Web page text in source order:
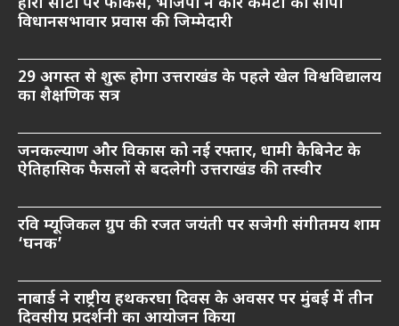
विधानसभावार प्रवास की जिम्मेदारी
29 अगस्त से शुरू होगा उत्तराखंड के पहले खेल विश्वविद्यालय
का शैक्षणिक सत्र
जनकल्याण और विकास को नई रफ्तार, धामी कैबिनेट के
ऐतिहासिक फैसलों से बदलेगी उत्तराखंड की तस्वीर
रवि म्यूजिकल ग्रुप की रजत जयंती पर सजेगी संगीतमय शाम
‘घनक’
नाबार्ड ने राष्ट्रीय हथकरघा दिवस के अवसर पर मुंबई में तीन
दिवसीय प्रदर्शनी का आयोजन किया